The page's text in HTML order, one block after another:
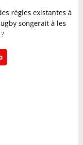
règles existantes à
songerait à les